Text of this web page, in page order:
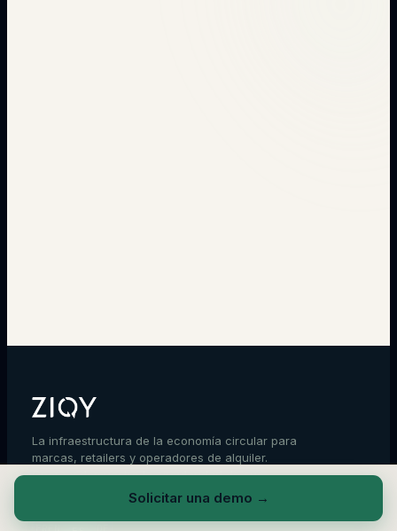
La infraestructura de la economía circular para
marcas, retailers y operadores de alquiler.
Opere y demuestre la circularidad de sus
productos, desde una sola plataforma.
Solicitar una demo →